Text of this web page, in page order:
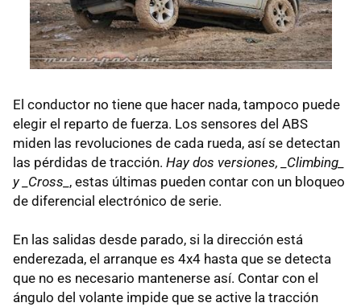
El conductor no tiene que hacer nada, tampoco puede
elegir el reparto de fuerza. Los sensores del ABS
miden las revoluciones de cada rueda, así se detectan
las pérdidas de tracción. Hay dos versiones, _Climbing_
y _Cross_ , estas últimas pueden contar con un bloqueo
de diferencial electrónico de serie.
En las salidas desde parado, si la dirección está
enderezada, el arranque es 4x4 hasta que se detecta
que no es necesario mantenerse así. Contar con el
ángulo del volante impide que se active la tracción